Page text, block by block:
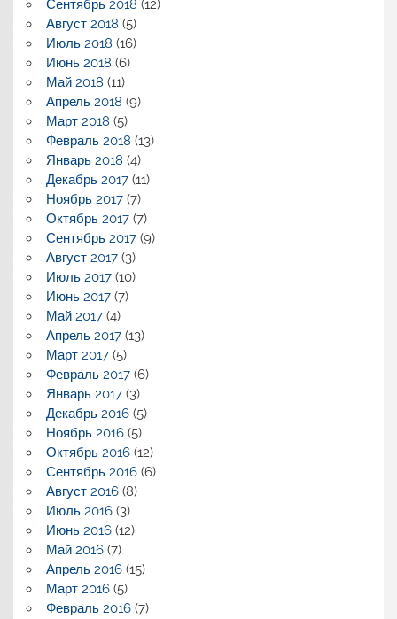
Сентябрь 2018 (12)
Август 2018 (5)
Июль 2018 (16)
Июнь 2018 (6)
Май 2018 (11)
Апрель 2018 (9)
Март 2018 (5)
Февраль 2018 (13)
Январь 2018 (4)
Декабрь 2017(11)
Ноябрь 2017(7)
Октябрь 2017(7)
Сентябрь 2017(9)
Август 2017(3)
Июль 2017(10)
Июнь 2017(7)
Май 2017(4)
Апрель 2017(13)
Март 2017(5)
Февраль 2017(6)
Январь 2017(3)
Декабрь 2016(5)
Ноябрь 2016(5)
Октябрь 2016(12)
Сентябрь 2016(6)
Август 2016(8)
Июль 2016(3)
Июнь 2016(12)
Май 2016(7)
Апрель 2016(15)
Март 2016(5)
Февраль 2016(7)